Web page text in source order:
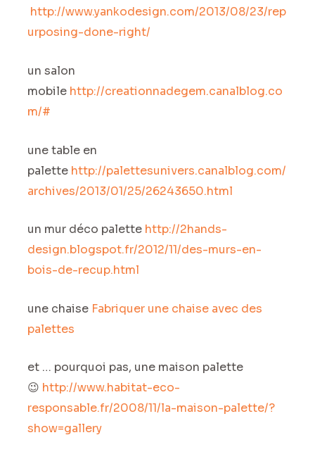
http://www.yankodesign.com/2013/08/23/rep
urposing-done-right/
un salon
mobile http://creationnadegem.canalblog.co
m/#
une table en
palette http://palettesunivers.canalblog.com/
archives/2013/01/25/26243650.html
un mur déco palette http://2hands-
design.blogspot.fr/2012/11/des-murs-en-
bois-de-recup.html
une chaise Fabriquer une chaise avec des
palettes
et … pourquoi pas, une maison palette
😉 http://www.habitat-eco-
responsable.fr/2008/11/la-maison-palette/?
show=gallery